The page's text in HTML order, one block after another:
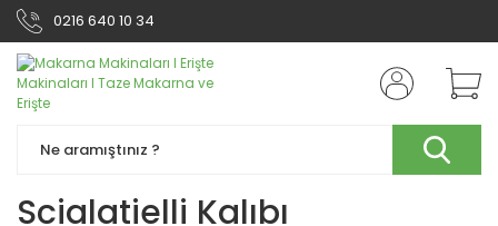
0216 640 10 34
Scialatielli Kalıbı